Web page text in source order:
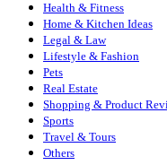
Health & Fitness
Home & Kitchen Ideas
Legal & Law
Lifestyle & Fashion
Pets
Real Estate
Shopping & Product
Sports
Travel & Tours
Others